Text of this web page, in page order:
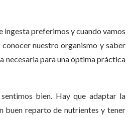
ingesta preferimos y cuando vamos
nuestro organismo y saber
necesaria para una óptima práctica
bien. Hay que adaptar la
buen reparto de nutrientes y tener